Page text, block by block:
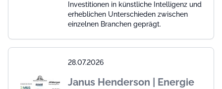
Investitionen in künstliche Intelligenz und
erheblichen Unterschieden zwischen
einzelnen Branchen geprägt.
28.07.2026
Janus Henderson | Energie